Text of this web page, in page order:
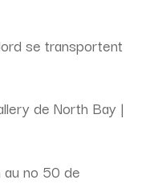
se transportent
de North Bay |
no 50 de